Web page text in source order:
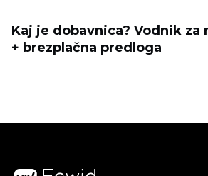
Kaj je dobavnica? Vodnik za
+ brezplačna predloga